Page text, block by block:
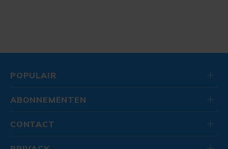
POPULAIR
ABONNEMENTEN
CONTACT